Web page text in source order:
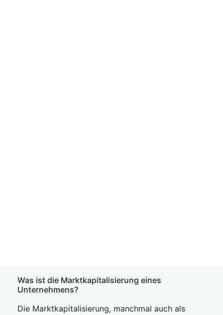
Was ist die Marktkapitalisierung eines
Unternehmens?
Die Marktkapitalisierung, manchmal auch als